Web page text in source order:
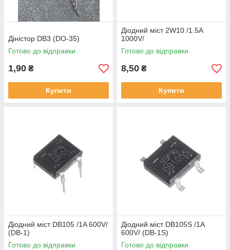
Діністор DB3 (DO-35)
Готово до відправки
1,90 ₴
Купити
Діодний міст 2W10 /1.5A
1000V/
Готово до відправки
8,50 ₴
Купити
Діодний міст DB105 /1A 600V/
(DB-1)
Готово до відправки
Діодний міст DB105S /1A
600V/ (DB-1S)
Готово до відправки